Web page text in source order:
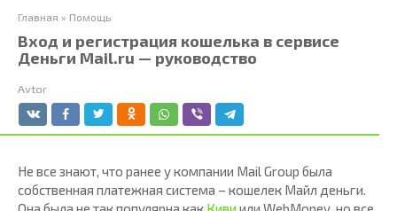
Главная » Помощь
Вход и регистрация кошелька в сервисе
Деньги Mail.ru — руководство
Avtor
Не все знают, что ранее у компании Mail Group была
собственная платежная система – кошелек Майл деньги.